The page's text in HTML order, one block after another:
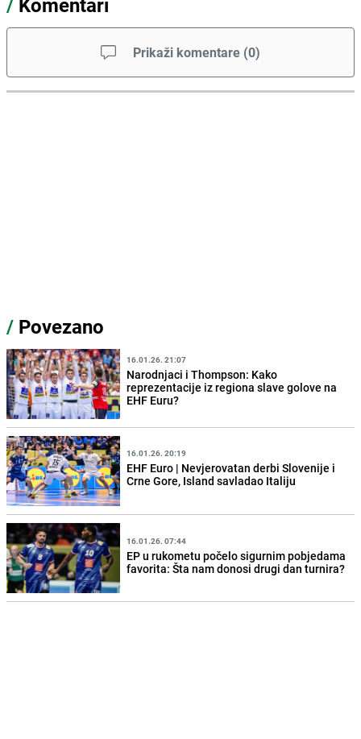
Prikaži komentare (0)
/ Povezano
16.01.26. 21:07
Narodnjaci i Thompson: Kako
reprezentacije iz regiona slave golove na
EHF Euru?
16.01.26. 20:19
EHF Euro | Nevjerovatan derbi Slovenije i
Crne Gore, Island savladao Italiju
16.01.26. 07:44
EP u rukometu počelo sigurnim pobjedama
favorita: Šta nam donosi drugi dan turnira?